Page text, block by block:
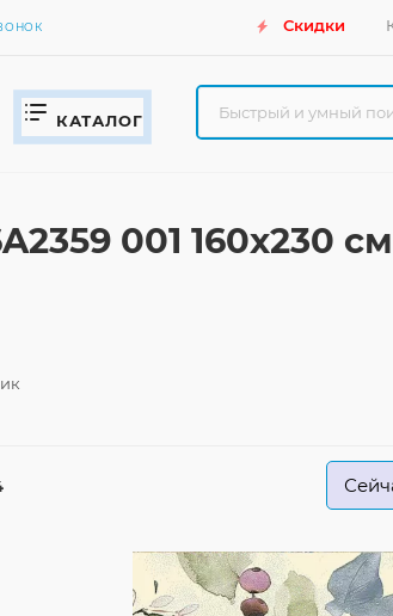
Скидки
КАТАЛОГ
001 160x230